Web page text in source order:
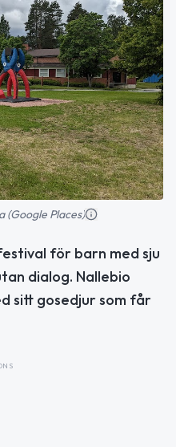
(Google Places)
för barn med sju
dialog. Nallebio
sitt gosedjur som får